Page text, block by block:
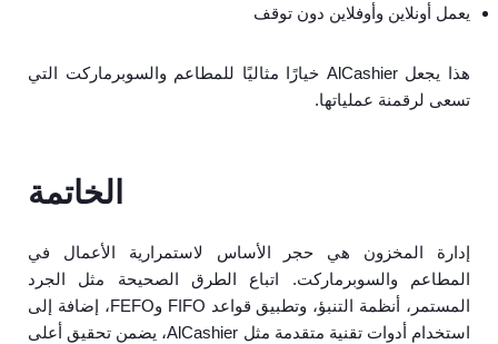
يعمل أونلاين وأوفلاين دون توقف
هذا يجعل AlCashier خيارًا مثاليًا للمطاعم والسوبرماركت التي
تسعى لرقمنة عملياتها.
الخاتمة
إدارة المخزون هي حجر الأساس لاستمرارية الأعمال في
المطاعم والسوبرماركت. اتباع الطرق الصحيحة مثل الجرد
المستمر، أنظمة التنبؤ، وتطبيق قواعد FIFO وFEFO، إضافة إلى
استخدام أدوات تقنية متقدمة مثل AlCashier، يضمن تحقيق أعلى